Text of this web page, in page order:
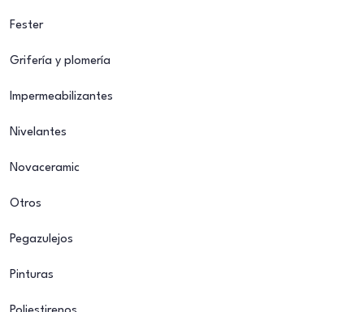
Fester
Grifería y plomería
Impermeabilizantes
Nivelantes
Novaceramic
Otros
Pegazulejos
Pinturas